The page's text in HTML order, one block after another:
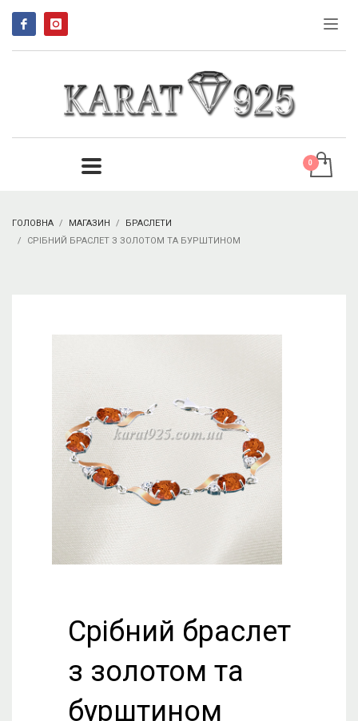
ГОЛОВНА МАГАЗИН
БРАСЛЕТИ
СРІБНИЙ БРАСЛЕТ З ЗОЛОТОМ ТА БУРШТИНОМ
Срібний браслет
з золотом та
бурштином